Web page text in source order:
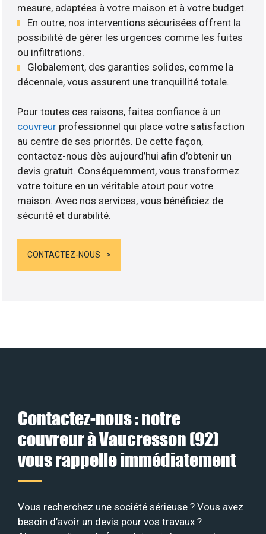
mesure, adaptées à votre maison et à votre budget.
En outre, nos interventions sécurisées offrent la
possibilité de gérer les urgences comme les fuites
ou infiltrations.
Globalement, des garanties solides, comme la
décennale, vous assurent une tranquillité totale.
Pour toutes ces raisons, faites confiance à un
couvreur professionnel qui place votre satisfaction
au centre de ses priorités. De cette façon,
contactez-nous dès aujourd’hui afin d’obtenir un
devis gratuit. Conséquemment, vous transformez
votre toiture en un véritable atout pour votre
maison. Avec nos services, vous bénéficiez de
sécurité et durabilité.
CONTACTEZ-NOUS
Contactez-nous : notre
couvreur à Vaucresson (92)
vous rappelle immédiatement
Vous recherchez une société sérieuse ? Vous avez
besoin d’avoir un devis pour vos travaux ?